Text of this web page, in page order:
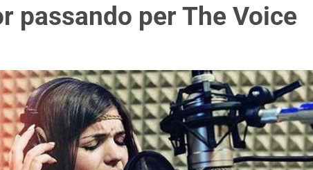
passando per The Voice